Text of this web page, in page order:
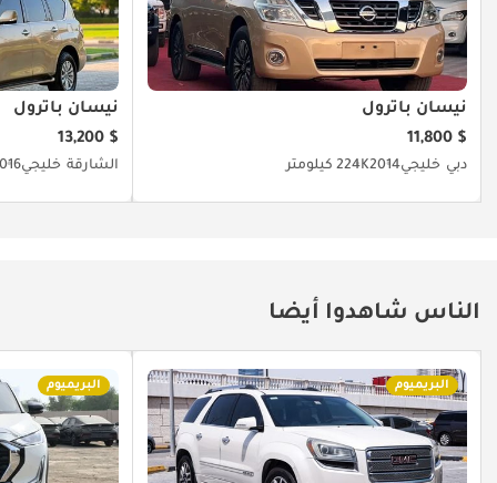
نيسان باترول
$ 11,800
دبي خليجي2014224K كيلومتر
نيسان باترول
$ 13,200
الشارقة خليجي
الناس شاهدوا أيضا
البريميوم البريميوم